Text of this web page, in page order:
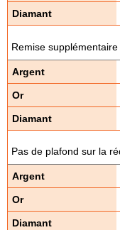
Remise
Pas de plafond sur la